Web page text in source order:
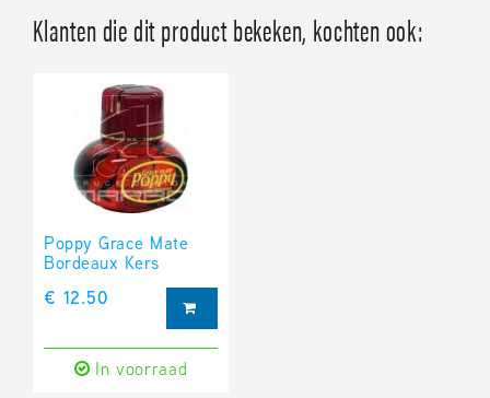
Klanten die dit product bekeken, kochten ook:
Poppy Grace Mate
Bordeaux Kers
€ 12.50
In voorraad